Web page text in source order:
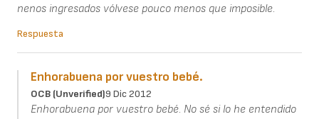
nenos ingresados vólvese pouco menos que imposible.
Respuesta
Enhorabuena por vuestro bebé.
OCB (unverified)9 Dic 2012
Enhorabuena por vuestro bebé. No sé si lo he entendido